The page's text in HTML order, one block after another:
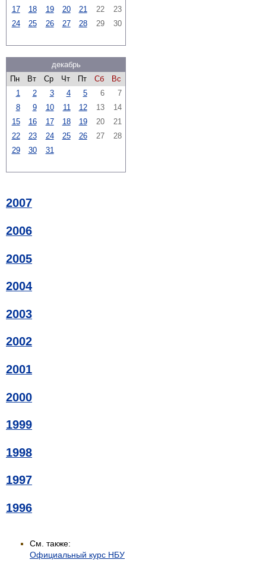
17
18 19 20 21 22
23
24
25 26 27 28 29 30
декабрь
Пн
Вт Ср Чт Пт Сб
Вс
1
2 3 4 5 6
7
8
9 10 11 12 13
14
15
16 17 18 19 20
21
22
23 24 25 26 27
28
29
30 31
2007
2006
2005
2004
2003
2002
2001
2000
1999
1998
1997
1996
См. также:
Официальный курс НБУ